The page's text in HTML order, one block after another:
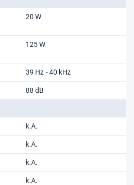
20 W
125 W
39 Hz - 40 kHz
88 dB
k.A.
k.A.
k.A.
k.A.